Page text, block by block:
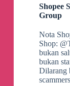
Shopee
Group
Nota
Shop:
bukan
bukan
Dilarang
scammers